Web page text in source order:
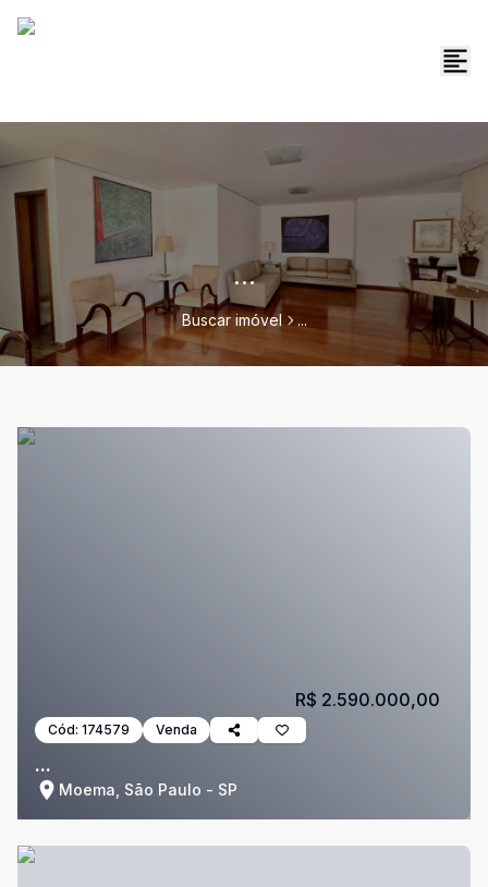
...
Buscar imóvel ...
Cód: 174579 Venda
...
Moema, São Paulo - SP
R$ 2.590.000,00